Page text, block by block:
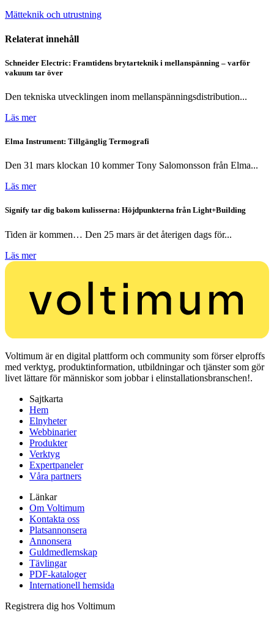
Mätteknik och utrustning
Relaterat innehåll
Schneider Electric: Framtidens brytarteknik i mellanspänning – varför
vakuum tar över
Den tekniska utvecklingen inom mellanspänningsdistribution...
Läs mer
Elma Instrument: Tillgänglig Termografi
Den 31 mars klockan 10 kommer Tony Salomonsson från Elma...
Läs mer
Signify tar dig bakom kulisserna: Höjdpunkterna från Light+Building
Tiden är kommen… Den 25 mars är det återigen dags för...
Läs mer
Voltimum är en digital plattform och community som förser elproffs
med verktyg, produktinformation, utbildningar och tjänster som gör
livet lättare för människor som jobbar i elinstallationsbranschen!.
Sajtkarta
Hem
Elnyheter
Webbinarier
Produkter
Verktyg
Expertpaneler
Våra partners
Länkar
Om Voltimum
Kontakta oss
Platsannonsera
Annonsera
Guldmedlemskap
Tävlingar
PDF-kataloger
Internationell hemsida
Registrera dig hos Voltimum